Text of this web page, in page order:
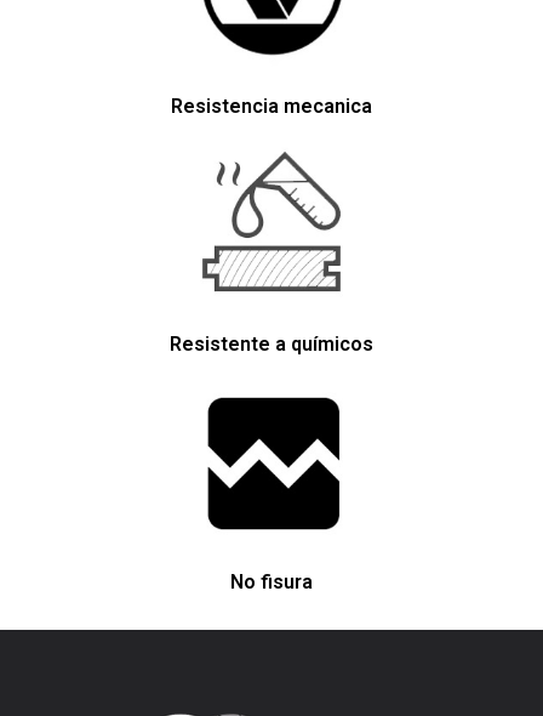
Resistencia mecanica
Resistente a químicos
No fisura